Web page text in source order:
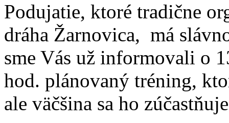
Podujatie, ktoré tradične
dráha Žarnovica, má
sme Vás už informovali o
hod. plánovaný tréning,
ale väčšina sa ho